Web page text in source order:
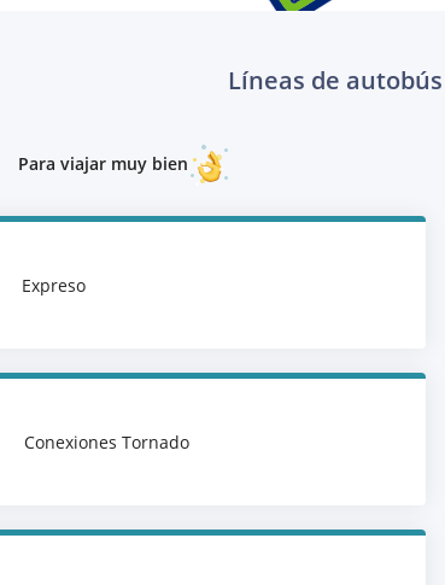
Líneas de
Para viajar muy bien
Expreso
Conexiones Tornado